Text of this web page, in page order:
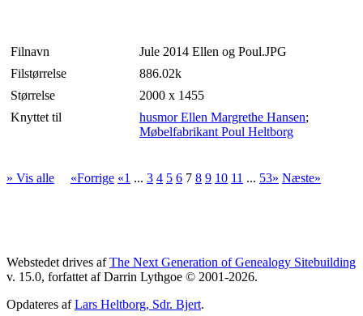
Filnavn
Jule 2014 Ellen og Poul.JPG
Filstørrelse
886.02k
Størrelse
2000 x 1455
Knyttet til
husmor Ellen Margrethe Hansen;
Møbelfabrikant Poul Heltborg
» Vis alle «Forrige «1 ... 3 4 5 6 7 8 9 10 11 ... 53» Næste»
Webstedet drives afThe Next Generation of Genealogy Sitebuilding
v. 15.0, forfattet af Darrin Lythgoe © 2001-2026.
Opdateres afLars Heltborg, Sdr. Bjert.